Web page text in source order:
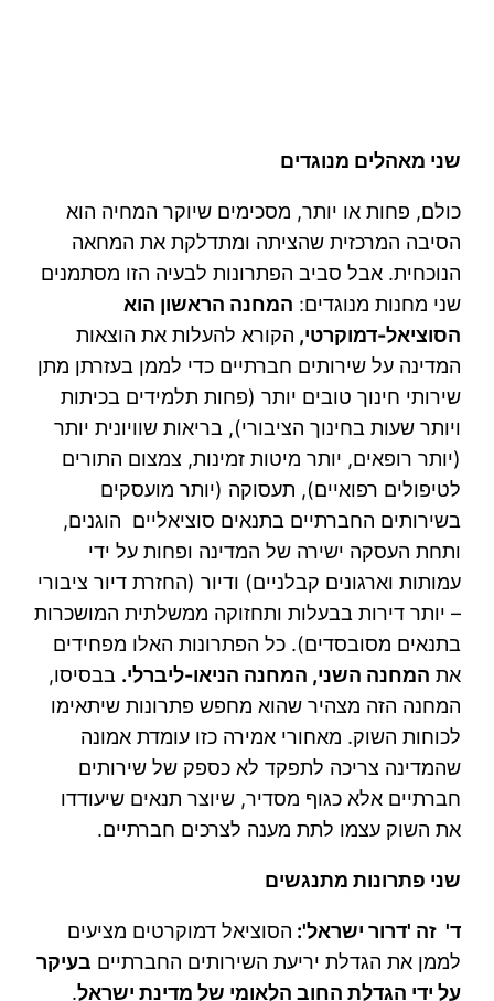
שני מאהלים מנוגדים
כולם, פחות או יותר, מסכימים שיוקר המחיה הוא
הסיבה המרכזית שהציתה ומתדלקת את המחאה
הנוכחית. אבל סביב הפתרונות לבעיה הזו מסתמנים
שני מחנות מנוגדים: המחנה הראשון הוא
הסוציאל-דמוקרטי, הקורא להעלות את הוצאות
המדינה על שירותים חברתיים כדי לממן בעזרתן מתן
שירותי חינוך טובים יותר (פחות תלמידים בכיתות
ויותר שעות בחינוך הציבורי), בריאות שוויונית יותר
(יותר רופאים, יותר מיטות זמינות, צמצום התורים
לטיפולים רפואיים), תעסוקה (יותר מועסקים
בשירותים החברתיים בתנאים סוציאליים הוגנים,
ותחת העסקה ישירה של המדינה ופחות על ידי
עמותות וארגונים קבלניים) ודיור (החזרת דיור ציבורי
– יותר דירות בבעלות ותחזוקה ממשלתית המושכרות
בתנאים מסובסדים). כל הפתרונות האלו מפחידים
את המחנה השני, המחנה הניאו-ליברלי. בבסיסו,
המחנה הזה מצהיר שהוא מחפש פתרונות שיתאימו
לכוחות השוק. מאחורי אמירה כזו עומדת אמונה
שהמדינה צריכה לתפקד לא כספק של שירותים
חברתיים אלא כגוף מסדיר, שיוצר תנאים שיעודדו
את השוק עצמו לתת מענה לצרכים חברתיים.
שני פתרונות מתנגשים
ד' זה 'דרור ישראל': הסוציאל דמוקרטים מציעים
לממן את הגדלת יריעת השירותים החברתיים בעיקר
על ידי הגדלת החוב הלאומי של מדינת ישראל.